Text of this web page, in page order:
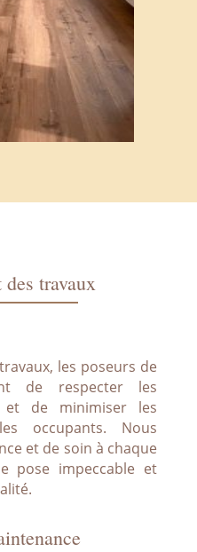
travaux
les poseurs de
de respecter les
et de minimiser les
occupants. Nous
et de soin à chaque
pose impeccable et